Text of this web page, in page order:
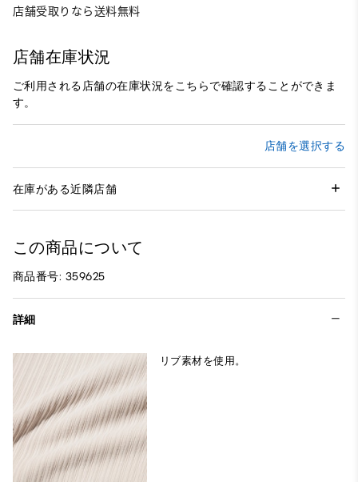
店舗受取りなら送料無料
店舗在庫状況
ご利用される店舗の在庫状況をこちらで確認することができま
す。
店舗を選択する
在庫がある近隣店舗
この商品について
商品番号: 359625
詳細
リブ素材を使用。